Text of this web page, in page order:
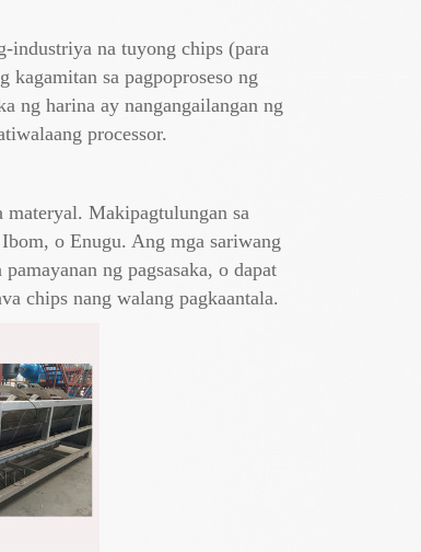
industriya na tuyong chips (para
kagamitan sa pagpoproseso ng
ng harina ay nangangailangan ng
processor.
materyal. Makipagtulungan sa
o Enugu. Ang mga sariwang
ng pagsasaka, o dapat
chips nang walang pagkaantala.